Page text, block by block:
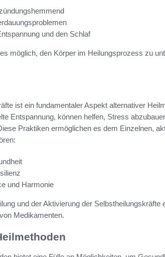
und den Schlaf
möglich, den Körper im Heilungsprozess zu
ist ein fundamentaler Aspekt alternativer
Entspannung, können helfen, Stress
Praktiken ermöglichen es dem Einzelnen,
und Harmonie
und der Aktivierung der Selbstheilungskräfte
Medikamenten.